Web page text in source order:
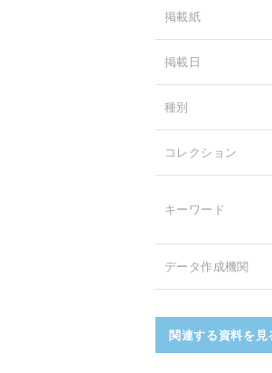
掲載紙
掲載日
種別
コレクション
キーワード
データ作成機関
関連する資料を見